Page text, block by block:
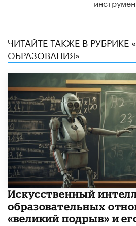
ЧИТАЙТЕ ТАКЖЕ В РУБРИКЕ
ОБРАЗОВАНИЯ»
​Искусственный
образовательных
«великий подрыв» и